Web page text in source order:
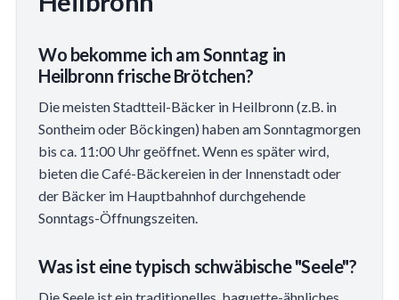
Wo bekomme ich am Sonntag in
Heilbronn frische Brötchen?
Die meisten Stadtteil-Bäcker in Heilbronn (z.B. in
Sontheim oder Böckingen) haben am Sonntagmorgen
bis ca. 11:00 Uhr geöffnet. Wenn es später wird,
bieten die Café-Bäckereien in der Innenstadt oder
der Bäcker im Hauptbahnhof durchgehende
Sonntags-Öffnungszeiten.
Was ist eine typisch schwäbische "Seele"?
Die Seele ist ein traditionelles, baguette-ähnliches